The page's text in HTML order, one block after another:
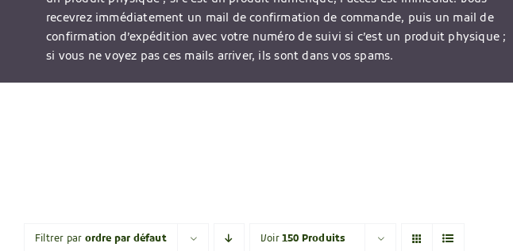
recevrez immédiatement un mail de confirmation de commande, puis un mail de
confirmation d’expédition avec votre numéro de suivi si c’est un produit physique ;
si vous ne voyez pas ces mails arriver, ils sont dans vos spams.
Filtrer par ordre par défaut Voir150 Produits